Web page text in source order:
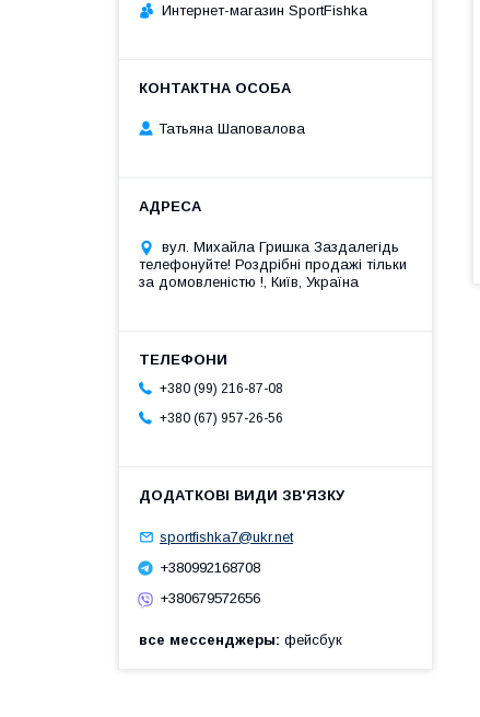
Интернет-магазин SportFishka
Татьяна Шаповалова
вул. Михайла Гришка Заздалегiдь
телефонуйте! Роздрібні продажі тiльки
за домовленістю !, Київ, Україна
+380 (99) 216-87-08
+380 (67) 957-26-56
sportfishka7@ukr.net
+380992168708
+380679572656
все мессенджеры фейсбук